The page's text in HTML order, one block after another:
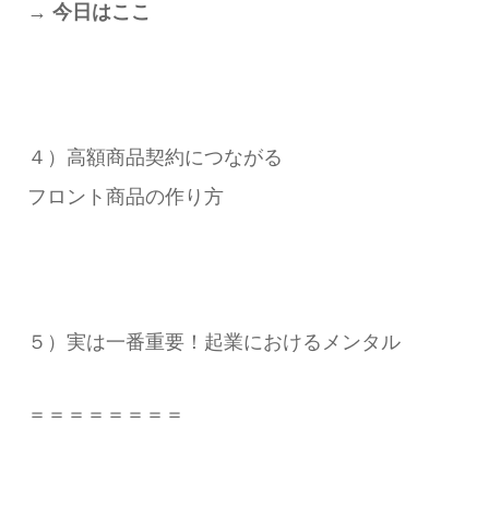
→ 今日はここ
４）高額商品契約につながる
フロント商品の作り方
５）実は一番重要！起業におけるメンタル
＝＝＝＝＝＝＝＝